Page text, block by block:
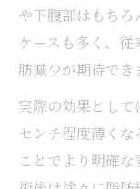
や下腹部はもち
ケースも多く、
肪減少が期待でき
実際の効果とし
センチ程度薄く
ことでより明確